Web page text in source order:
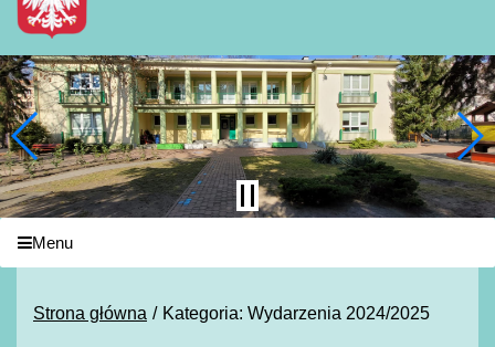
Menu
Strona główna Kategoria: Wydarzenia 2024/2025